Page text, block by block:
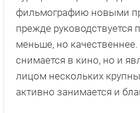
фильмографию новыми
прежде
меньше, но
снимается в кино, но и
лицом нескольких
активно занимается и